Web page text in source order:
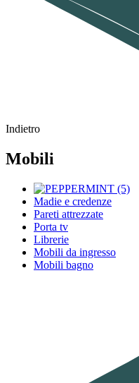
Indietro
Mobili
Madie e credenze
Pareti attrezzate
Porta tv
Librerie
Mobili da ingresso
Mobili bagno